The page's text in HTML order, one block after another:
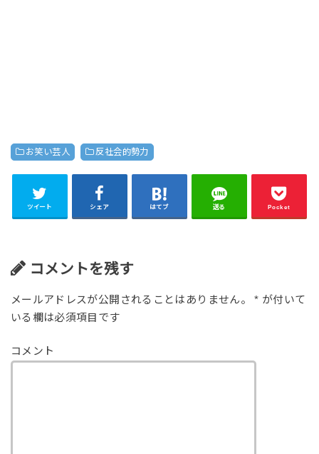
お笑い芸人 反社会的勢力
ツイート シェア はてブ 送る Pocket
コメントを残す
メールアドレスが公開されることはありません。 * が付いて
いる欄は必須項目です
コメント